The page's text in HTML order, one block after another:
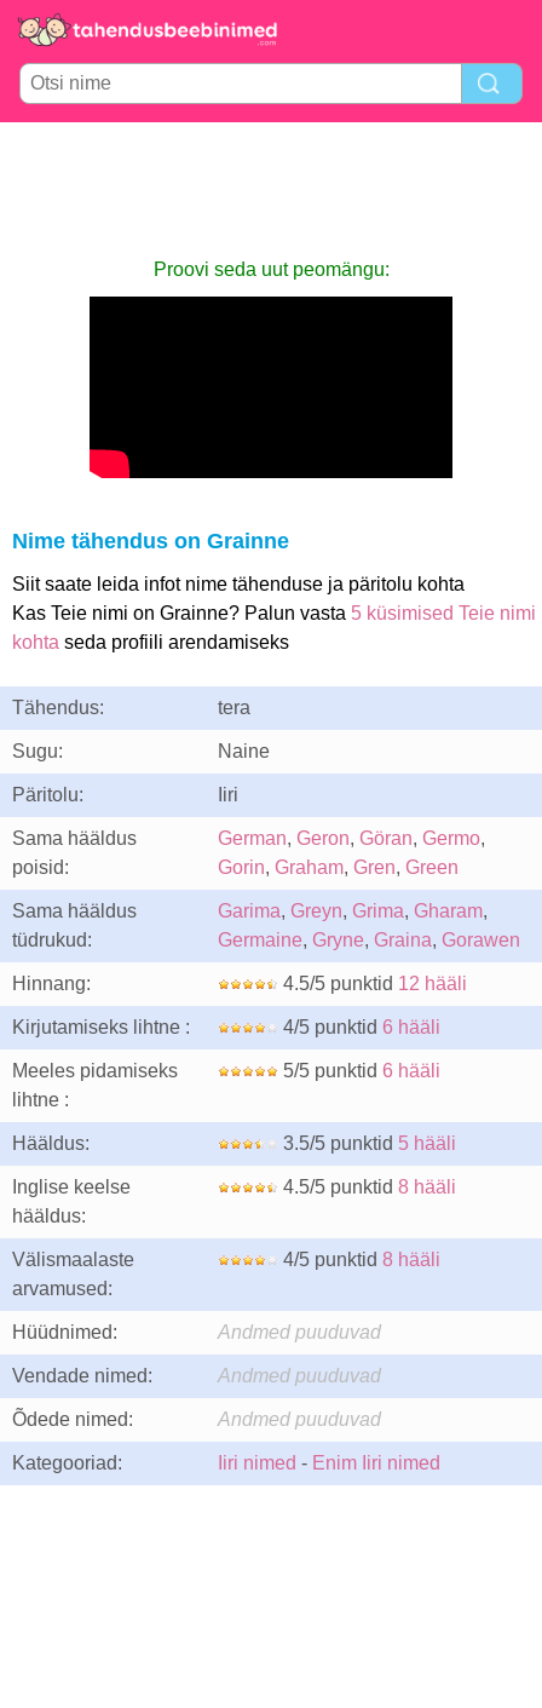
Proovi seda uut peomängu:
Nime tähendus on Grainne
Siit saate leida infot nime tähenduse ja päritolu kohta
Kas Teie nimi on Grainne? Palun vasta 5 küsimised Teie nimi
kohta seda profiili arendamiseks
Tähendus: tera
Sugu: Naine
Päritolu: Iiri
Sama hääldus
poisid:
German, Geron, Göran, Germo,
Gorin, Graham, Gren, Green
Sama hääldus
tüdrukud:
Garima, Greyn, Grima, Gharam,
Germaine, Gryne, Graina, Gorawen
Hinnang: 4.5/5 punktid 12 hääli
Kirjutamiseks lihtne : 4/5 punktid 6 hääli
Meeles pidamiseks
lihtne :
5/5 punktid 6 hääli
Hääldus: 3.5/5 punktid 5 hääli
Inglise keelse
hääldus:
4.5/5 punktid 8 hääli
Välismaalaste
arvamused:
4/5 punktid 8 hääli
Hüüdnimed: Andmed puuduvad
Vendade nimed: Andmed puuduvad
Õdede nimed: Andmed puuduvad
Kategooriad: Iiri nimed - Enim Iiri nimed